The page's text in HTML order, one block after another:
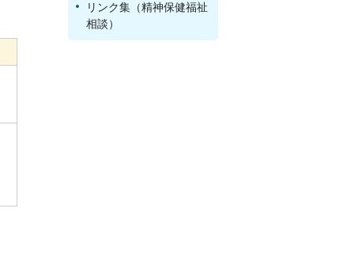
リンク集（精神保健福祉
相談）